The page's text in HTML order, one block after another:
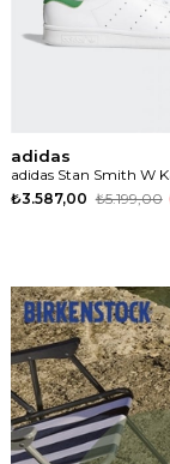
adidas
₺3.587,00 ₺5.199,00